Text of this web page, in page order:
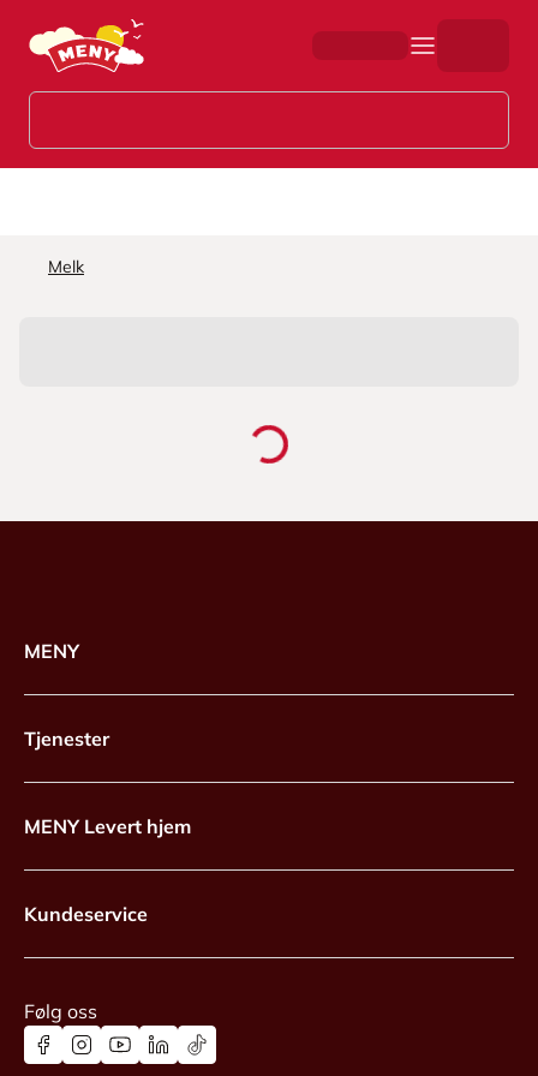
Hopp til hovedinnhold
Melk
MENY
Tjenester
MENY Levert hjem
Kundeservice
Følg oss